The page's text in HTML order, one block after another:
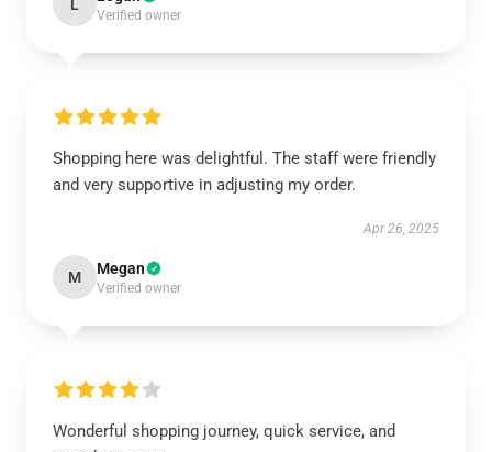
L
Verified owner
Shopping here was delightful. The staff were friendly
and very supportive in adjusting my order.
Apr 26, 2025
M Megan
Verified owner
Wonderful shopping journey, quick service, and